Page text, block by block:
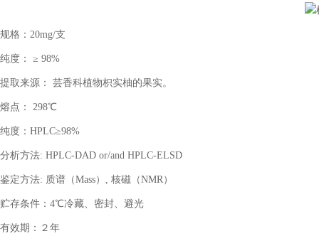
规格： 20mg/支
纯度： ≥ 98%
提取来源： 芸香科植物枳实柚的果实。
熔点： 298℃
纯度： HPLC≥98%
分析方法: HPLC-DAD or/and HPLC-ELSD
鉴定方法: 质谱（Mass） , 核磁（NMR）
贮存条件： 4℃冷藏、密封、避光
有效期：２年